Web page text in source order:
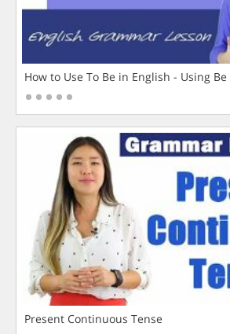
How to Use To Be in English - Using
Present Continuous Tense